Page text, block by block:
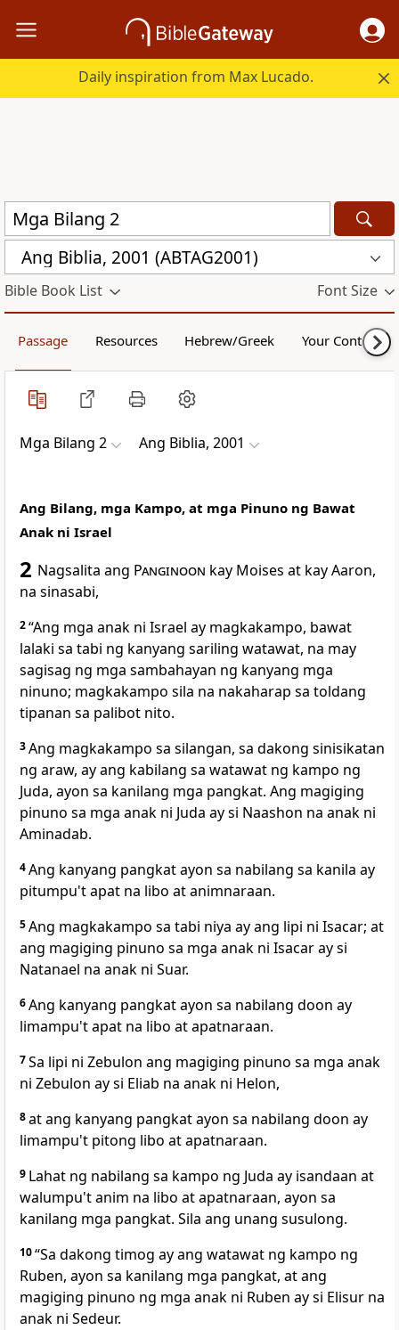
Daily inspiration from Max Lucado.
Ang Biblia, 2001 (ABTAG2001)
Bible Book List Font Size
Passage Resources Hebrew/Greek Your Content
Mga Bilang 2 Ang Biblia, 2001
Ang Bilang, mga Kampo, at mga Pinuno ng Bawat
Anak ni Israel
2 Nagsalita ang Panginoon kay Moises at kay Aaron,
na sinasabi,
2“Ang mga anak ni Israel ay magkakampo, bawat
lalaki sa tabi ng kanyang sariling watawat, na may
sagisag ng mga sambahayan ng kanyang mga
ninuno; magkakampo sila na nakaharap sa toldang
tipanan sa palibot nito.
3Ang magkakampo sa silangan, sa dakong sinisikatan
ng araw, ay ang kabilang sa watawat ng kampo ng
Juda, ayon sa kanilang mga pangkat. Ang magiging
pinuno sa mga anak ni Juda ay si Naashon na anak ni
Aminadab.
4Ang kanyang pangkat ayon sa nabilang sa kanila ay
pitumpu't apat na libo at animnaraan.
5Ang magkakampo sa tabi niya ay ang lipi ni Isacar; at
ang magiging pinuno sa mga anak ni Isacar ay si
Natanael na anak ni Suar.
6Ang kanyang pangkat ayon sa nabilang doon ay
limampu't apat na libo at apatnaraan.
7Sa lipi ni Zebulon ang magiging pinuno sa mga anak
ni Zebulon ay si Eliab na anak ni Helon,
8at ang kanyang pangkat ayon sa nabilang doon ay
limampu't pitong libo at apatnaraan.
9 Lahat ng nabilang sa kampo ng Juda ay isandaan at
walumpu't anim na libo at apatnaraan, ayon sa
kanilang mga pangkat. Sila ang unang susulong.
10“Sa dakong timog ay ang watawat ng kampo ng
Ruben, ayon sa kanilang mga pangkat, at ang
magiging pinuno ng mga anak ni Ruben ay si Elisur na
anak ni Sedeur.